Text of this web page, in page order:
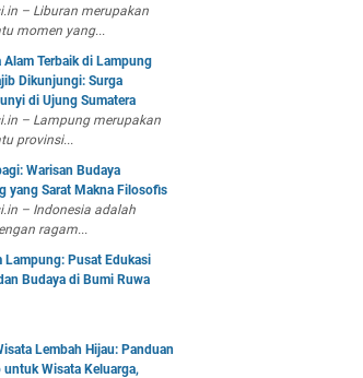
– Liburan merupakan
momen yang...
Alam Terbaik di Lampung
Dikunjungi: Surga
di Ujung Sumatera
– Lampung merupakan
provinsi...
Warisan Budaya
yang Sarat Makna Filosofis
– Indonesia adalah
ragam...
Lampung: Pusat Edukasi
Budaya di Bumi Ruwa
Lembah Hijau: Panduan
untuk Wisata Keluarga,